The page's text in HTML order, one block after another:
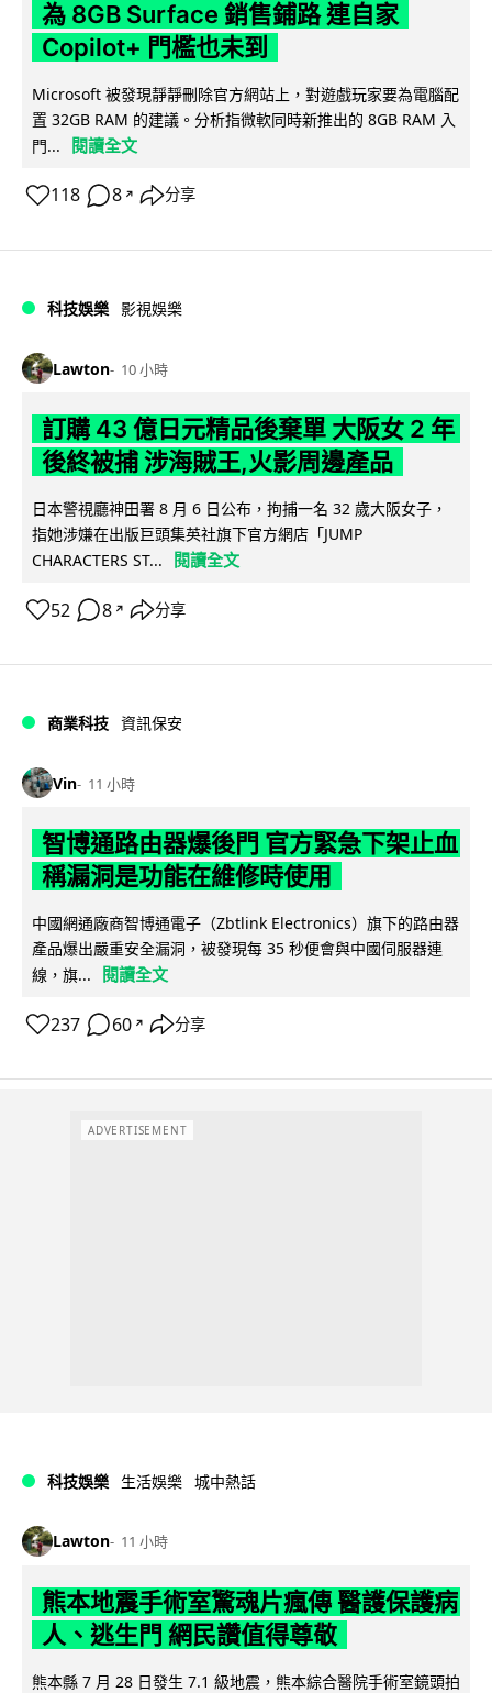
為 8GB Surface 銷售鋪路 連自家
Copilot+ 門檻也未到
Microsoft 被發現靜靜刪除官方網站上，對遊戲玩家要為電腦配
置 32GB RAM 的建議。分析指微軟同時新推出的 8GB RAM 入
門...
閱讀全文
118 8 ↗ 分享
科技娛樂 影視娛樂
Lawton 10 小時
訂購 43 億日元精品後棄單 大阪女 2 年
後終被捕 涉海賊王,火影周邊產品
日本警視廳神田署 8 月 6 日公布，拘捕一名 32 歲大阪女子，
指她涉嫌在出版巨頭集英社旗下官方網店「JUMP
CHARACTERS ST...
閱讀全文
52 8 ↗ 分享
商業科技 資訊保安
Vin 11 小時
智博通路由器爆後門 官方緊急下架止血
稱漏洞是功能在維修時使用
中國網通廠商智博通電子（Zbtlink Electronics）旗下的路由器
產品爆出嚴重安全漏洞，被發現每 35 秒便會與中國伺服器連
線，旗...
閱讀全文
237 60 ↗ 分享
ADVERTISEMENT
科技娛樂 生活娛樂 城中熱話
Lawton 11 小時
熊本地震手術室驚魂片瘋傳 醫護保護病
人、逃生門 網民讚值得尊敬
熊本縣 7 月 28 日發生 7.1 級地震，熊本綜合醫院手術室鏡頭拍